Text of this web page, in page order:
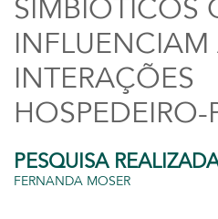
SIMBIÓTICOS
INFLUENCIAM
INTERAÇÕES
PESQUISA
FERNANDA MOSER